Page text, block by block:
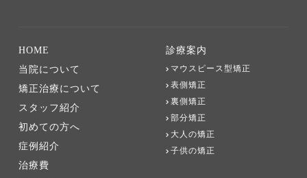
HOME
当院について
矯正治療について
スタッフ紹介
初めての方へ
診療案内
マウスピース型矯正
表側矯正
裏側矯正
部分矯正
大人の矯正
子供の矯正
症例紹介
治療費